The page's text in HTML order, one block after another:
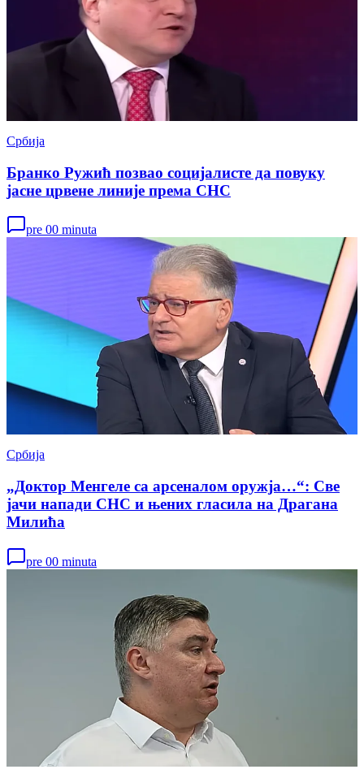
Србија
Бранко Ружић позвао социјалисте да повуку
јасне црвене линије према СНС
pre 00 minuta
Србија
„Доктор Менгеле са арсеналом оружја…“: Све
јачи напади СНС и њених гласила на Драгана
Милића
pre 00 minuta